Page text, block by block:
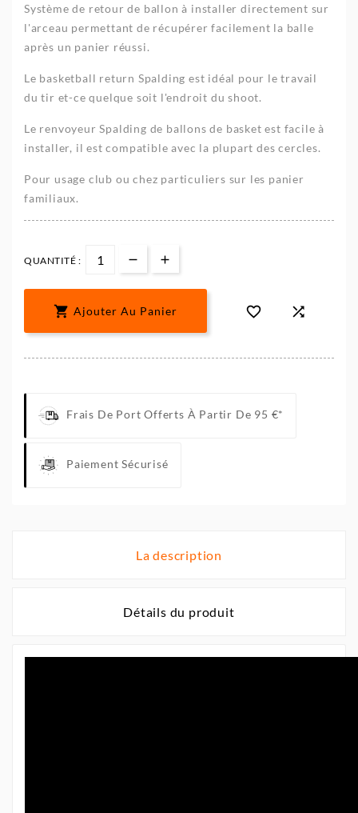
Système de retour de ballon à installer directement sur
l'arceau permettant de récupérer facilement la balle
après un panier réussi.
Le basketball return Spalding est idéal pour le travail
du tir et-ce quelque soit l'endroit du shoot.
Le renvoyeur Spalding de ballons de basket est facile à
installer, il est compatible avec la plupart des cercles.
Pour usage club ou chez particuliers sur les panier
familiaux.
QUANTITÉ :
 Ajouter Au Panier  
Frais De Port Offerts À Partir De 95 €*
Paiement Sécurisé
La description
Détails du produit